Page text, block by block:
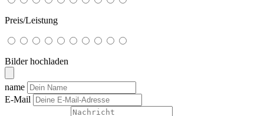
Preis/Leistung
Bilder hochladen
name
E-Mail